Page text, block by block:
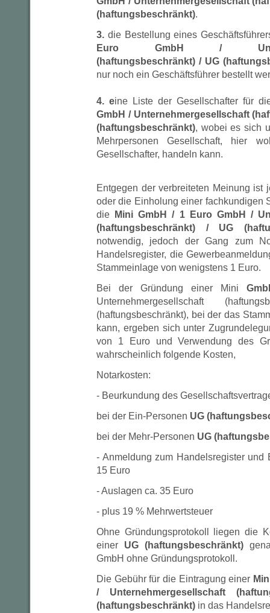
(haftungsbeschränkt).
3. die Bestellung eines
Euro GmbH /
(haftungsbeschränkt) / UG
nur noch ein Geschäftsführer bestellt
4. eine Liste der Gesellschafter für
GmbH / Unternehmergesellschaft
(haftungsbeschränkt), wobei es sich
Mehrpersonen Gesellschaft, hier
Gesellschafter, handeln kann.
Entgegen der verbreiteten Meinung ist
oder die Einholung einer fachkundigen
die
Mini GmbH / 1 Euro GmbH /
(haftungsbeschränkt) / UG
notwendig, jedoch der Gang zum
Handelsregister, die
Stammeinlage von wenigstens 1 Euro.
Bei der Gründung einer Mini
Unternehmergesellschaft
(haftungsbeschränkt), bei der das
kann, ergeben sich unter
von 1 Euro und Verwendung des
wahrscheinlich folgende Kosten,
Notarkosten:
- Beurkundung des
bei der Ein-Personen UG
bei der Mehr-Personen UG
- Anmeldung zum Handelsregister und
15 Euro
- Auslagen ca. 35 Euro
- plus 19 % Mehrwertsteuer
Ohne Gründungsprotokoll liegen die
einer UG (haftungsbeschränkt)
GmbH ohne Gründungsprotokoll.
Die Gebühr für die Eintragung einer
/ Unternehmergesellschaft
(haftungsbeschränkt) in das